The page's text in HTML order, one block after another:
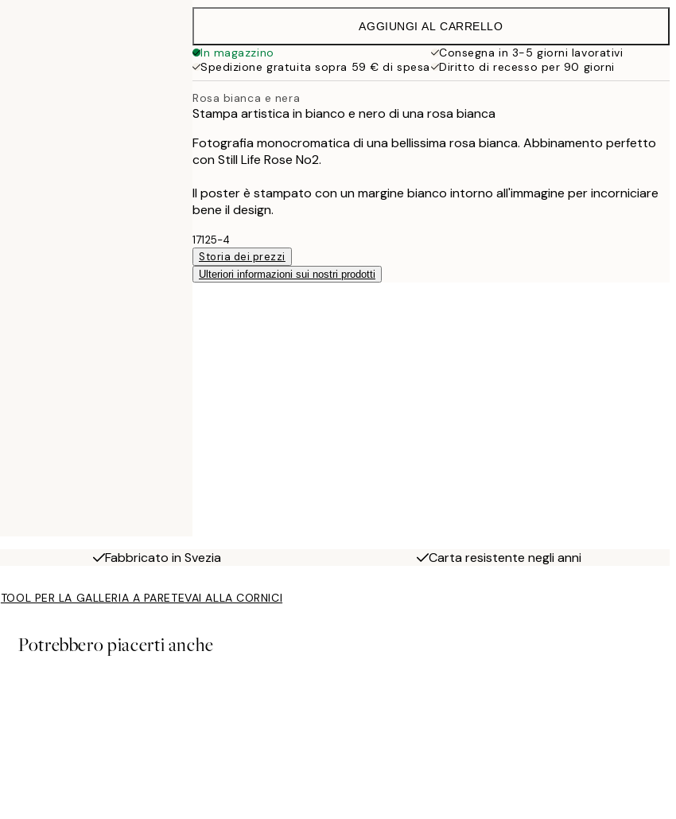
19,95 €
AGGIUNGI AL CARRELLO
In magazzino
Consegna in 3-5 giorni lavorativi
Spedizione gratuita sopra 59 € di spesa
Diritto di recesso per 90 giorni
Rosa bianca e nera
Stampa artistica in bianco e nero di una rosa bianca
Fotografia monocromatica di una bellissima rosa bianca. Abbinamento perfetto
con Still Life Rose No2.
Il poster è stampato con un margine bianco intorno all'immagine per incorniciare
bene il design.
17125-4
Storia dei prezzi
Ulteriori informazioni sui nostri prodotti
Fabbricato in Svezia Carta resistente negli anni
TOOL PER LA GALLERIA A PARETEVAI ALLA CORNICI
Potrebbero piacerti anche